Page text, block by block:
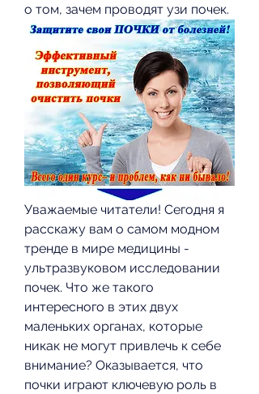
о том, зачем проводят узи почек.
Уважаемые читатели! Сегодня я
расскажу вам о самом модном
тренде в мире медицины -
ультразвуковом исследовании
почек. Что же такого
интересного в этих двух
маленьких органах, которые
никак не могут привлечь к себе
внимание? Оказывается, что
почки играют ключевую роль в